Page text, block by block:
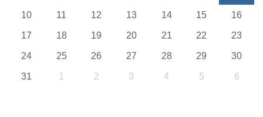
10 11 12 13 14 15 16
17 18 19 20 21 22 23
24 25 26 27 28 29 30
31 1 2 3 4 5 6